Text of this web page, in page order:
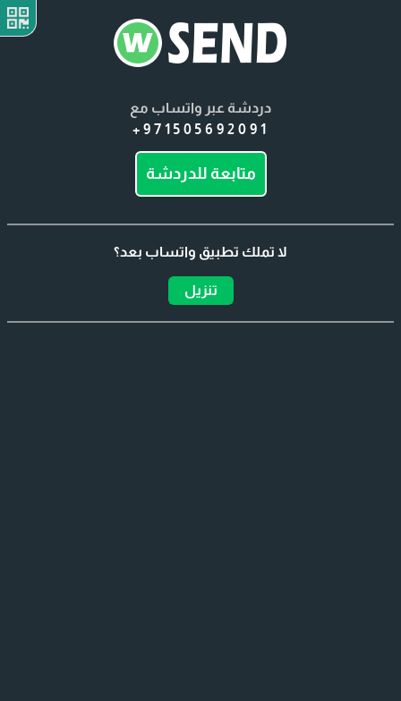
دردشة عبر واتساب مع
+971505692091
متابعة للدردشة
لا تملك تطبيق واتساب بعد؟
تنزيل